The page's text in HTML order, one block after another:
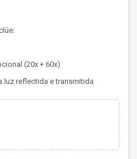
(20x + 60x)
luz reflectida e transmitida